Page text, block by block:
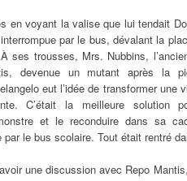
en voyant la valise que lui tendait
par le bus, dévalant la
À ses trousses, Mrs. Nubbins,
devenue un mutant après la
eut l’idée de transformer une
C’était la meilleure solution
et le reconduire dans sa
par le bus scolaire. Tout était rentré
une discussion avec Repo